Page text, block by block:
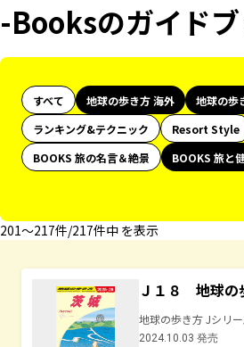
-Booksのガイド
すべて 地球の歩き方 海外 地球の歩
ランキング&テクニック
Resort Style
BOOKS 旅の名言＆絶景
BOOKS 旅と
201〜217件/217件中 を表示
Ｊ１８ 地球
地球の歩き方 Jシリー
2024.10.03 発売